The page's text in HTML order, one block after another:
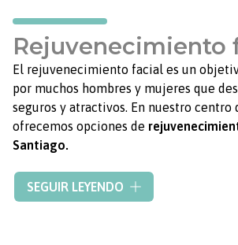
Rejuvenecimiento
El rejuvenecimiento facial es un
por muchos hombres y mujeres que
seguros y atractivos. En nuestro centro
ofrecemos opciones de
Santiago.
Uno de los tratamientos más populares
rejuvenecimiento facial es una
SEGUIR LEYENDO